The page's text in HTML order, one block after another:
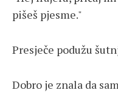
pišeš pjesme."
Presječe podužu
Dobro je znala da